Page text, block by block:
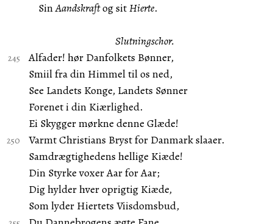
SinAandskraftog sitHierte.
Slutningschor.
Alfader! hør Danfolkets Bønner,
Smiil fra din Himmel til os ned,
See Landets Konge, Landets Sønner
Forenet i din Kiærlighed.
Ei Skygger mørkne denne Glæde!
Varmt Christians Bryst for Danmark slaaer.
Samdrægtighedens hellige Kiæde!
Din Styrke voxer Aar for Aar;
Dig hylder hver oprigtig Kiæde,
Som lyder Hiertets Viisdomsbud,